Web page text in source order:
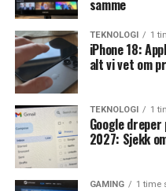
samme
TEKNOLOGI 1
iPhone 18:
alt vi vet om
TEKNOLOGI 1
Google
2027: Sjekk
GAMING 1 time